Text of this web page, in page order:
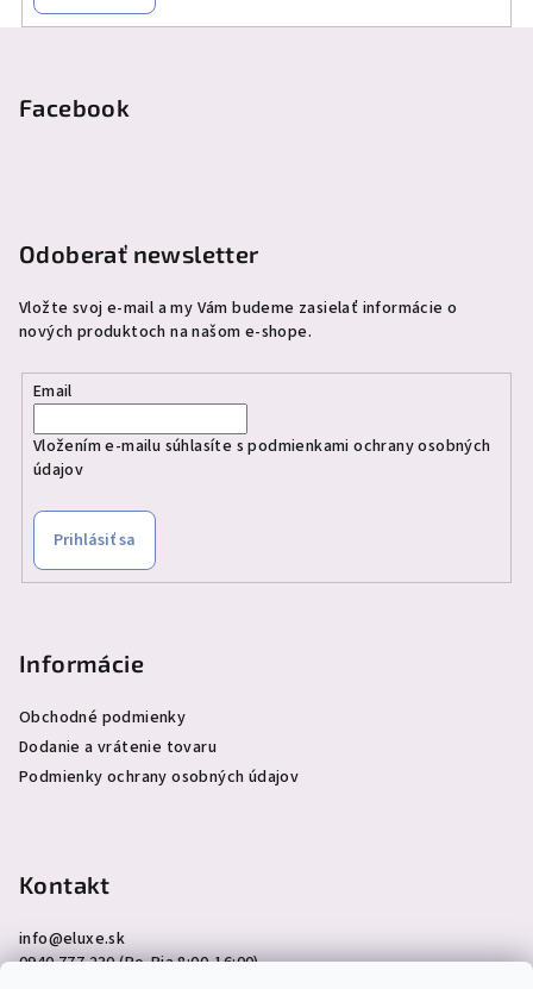
Facebook
Odoberať newsletter
Vložte svoj e-mail a my Vám budeme zasielať informácie o
nových produktoch na našom e-shope.
Email
Vložením e-mailu súhlasíte spodmienkami ochrany osobných
údajov
Prihlásiť sa
Informácie
Obchodné podmienky
Dodanie a vrátenie tovaru
Podmienky ochrany osobných údajov
Kontakt
info@eluxe.sk
0940 777 230 (Po-Pia 8:00-16:00)